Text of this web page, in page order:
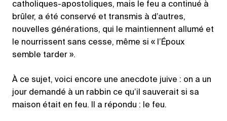
catholiques-apostoliques, mais le feu a continué à
brûler, a été conservé et transmis à d’autres,
nouvelles générations, qui le maintiennent allumé et
le nourrissent sans cesse, même si « l’Époux
semble tarder ».
À ce sujet, voici encore une anecdote juive : on a un
jour demandé à un rabbin ce qu’il sauverait si sa
maison était en feu. Il a répondu : le feu.